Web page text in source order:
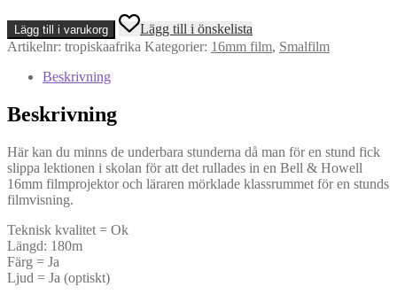
Skolfilm
-
Tropiska
meter
ljud)
mängd
Lägg till i varukorg
Lägg till i önskelista
Artikelnr: tropiskaafrika Kategorier: 16mm film, Smalfilm
Beskrivning
Beskrivning
Här kan du minns de underbara stunderna då man för en stund fick
slippa lektionen i skolan för att det rullades in en Bell & Howell
16mm filmprojektor och läraren mörklade klassrummet för en stunds
filmvisning.
Teknisk kvalitet = Ok
Längd: 180m
Färg = Ja
Ljud = Ja (optiskt)